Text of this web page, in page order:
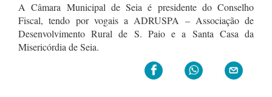
A Câmara Municipal de Seia é presidente do Conselho
Fiscal, tendo por vogais a ADRUSPA – Associação de
Desenvolvimento Rural de S. Paio e a Santa Casa da
Misericórdia de Seia.